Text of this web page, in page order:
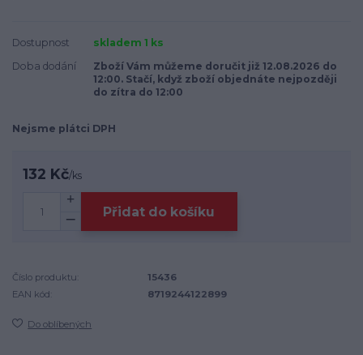
Dostupnost
skladem 1 ks
Doba dodání
Zboží Vám můžeme doručit již 12.08.2026 do
12:00. Stačí, když zboží objednáte nejpozději
do zítra do 12:00
Nejsme plátci DPH
132 Kč/ks
Přidat do košíku
Číslo produktu:
15436
EAN kód:
8719244122899
Do oblíbených